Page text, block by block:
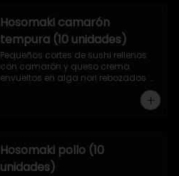
Hosomaki camarón
tempura (10 unidades)
Pequeños cortes de sushi rellenos
con camarón y queso crema
envueltos en alga nori rebozados
Hosomaki pollo (10
unidades)